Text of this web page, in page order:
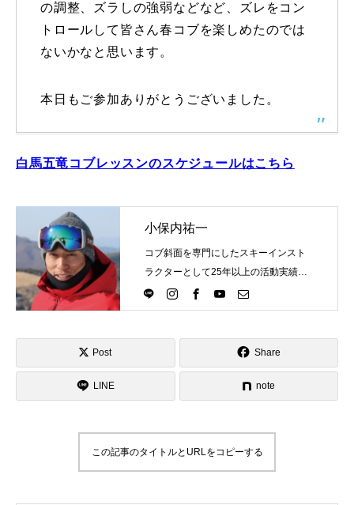
の調整、ズラしの強弱などなど、ズレをコン
トロールして皆さん春コブを楽しめたのでは
ないかなと思います。
本日もご参加ありがとうございました。
白馬五竜コブレッスンのスケジュールはこちら
小保内祐一
コブ斜面を専門にしたスキーインスト
ラクターとして25年以上の活動実績。
Directlineスキースクール代表として、
スキーインストラクターが職業選択の
Post Share
LINE note
この記事のタイトルとURLをコピーする